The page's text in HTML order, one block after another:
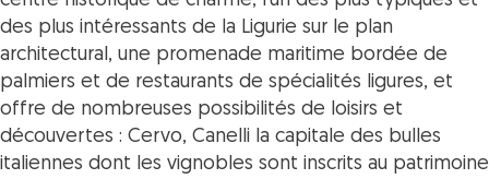
des plus intéressants de la Ligurie sur le plan
architectural, une promenade maritime bordée de
palmiers et de restaurants de spécialités ligures, et
offre de nombreuses possibilités de loisirs et
découvertes : Cervo, Canelli la capitale des bulles
italiennes dont les vignobles sont inscrits au patrimoine